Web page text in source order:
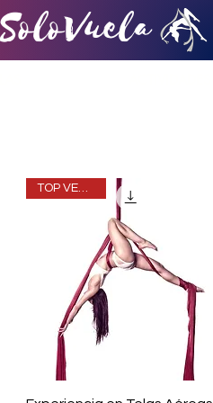
SoloVuela
TOP VENTAS